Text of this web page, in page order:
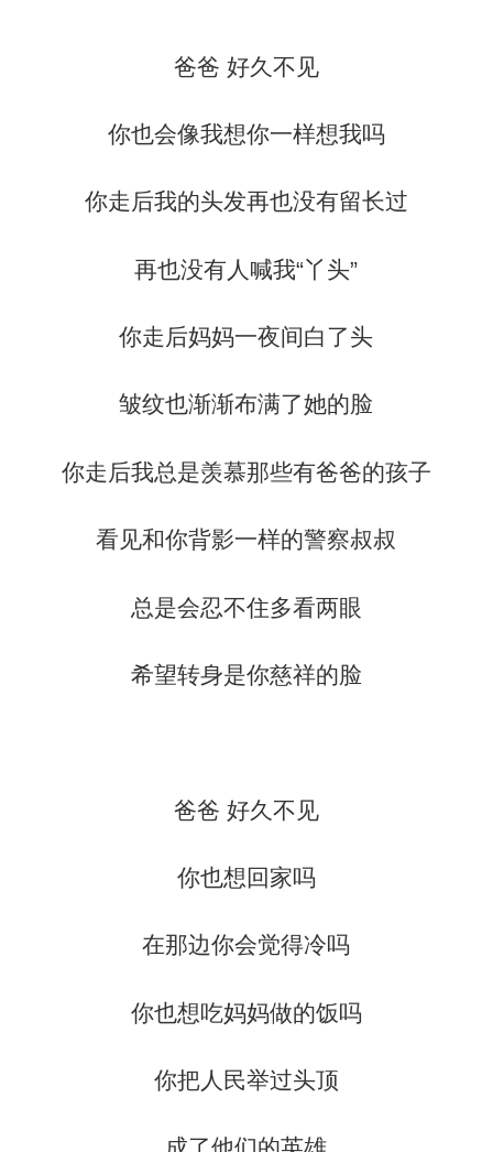
爸爸 好久不见
你也会像我想你一样想我吗
你走后我的头发再也没有留长过
再也没有人喊我“丫头”
你走后妈妈一夜间白了头
皱纹也渐渐布满了她的脸
你走后我总是羡慕那些有爸爸的孩子
看见和你背影一样的警察叔叔
总是会忍不住多看两眼
希望转身是你慈祥的脸
爸爸 好久不见
你也想回家吗
在那边你会觉得冷吗
你也想吃妈妈做的饭吗
你把人民举过头顶